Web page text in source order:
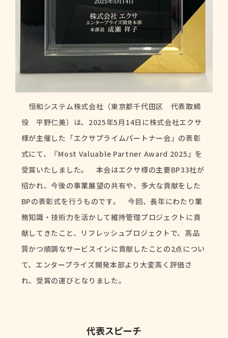
恒和システム株式会社（東京都千代田区 代表取締
役 平野仁美）は、2025年5月14日に株式会社エクサ
様が主催した「エクサプライムパートナー会」の表彰
式にて、『Most Valuable Partner Award 2025』を
受賞いたしました。 本会はエクサ様の主要BP33社が
招かれ、今後の事業展望の共有や、多大な貢献をした
BPの表彰式を行うものです。 今回、長年にわたり業
務知識・技術力を活かして維持管理プロジェクトに貢
献してきたこと、リフレッシュプロジェクトで、高品
質かつ順調なサービスインに貢献したことの2点につい
て、エンタープライズ開発本部より大変高く評価さ
れ、受賞の運びとなりました。
代表スピーチ